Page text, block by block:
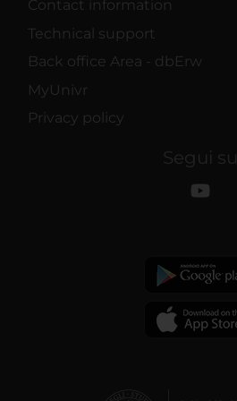
Contact information
Technical support
Back office Area - dbErw
MyUnivr
Privacy policy
Segui su